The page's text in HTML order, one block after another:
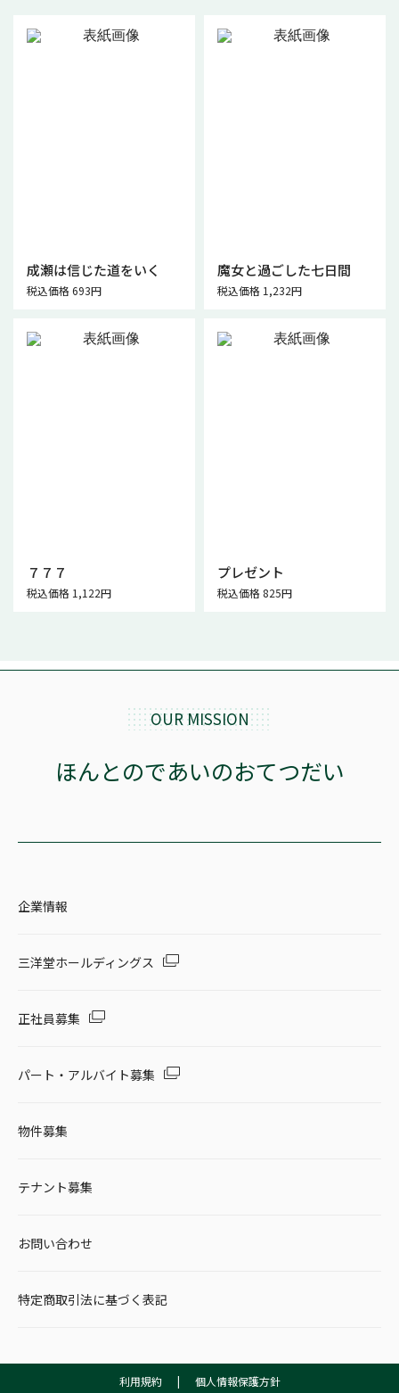
成瀬は信じた道をいく
税込価格 693円
魔女と過ごした七日間
税込価格 1,232円
７７７
税込価格 1,122円
プレゼント
税込価格 825円
OUR MISSION
ほんとのであいのおてつだい
企業情報
三洋堂ホールディングス
正社員募集
パート・アルバイト募集
物件募集
テナント募集
お問い合わせ
特定商取引法に基づく表記
利用規約 | 個人情報保護方針